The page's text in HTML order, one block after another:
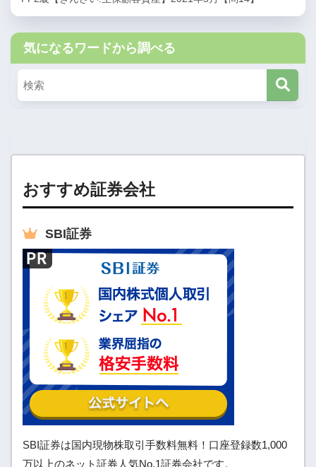
気になるワードから調べる
おすすめ証券会社
SBI証券
SBI証券は国内現物株取引手数料無料！口座登録数1,000
万以上のネット証券人気No.1証券会社です。